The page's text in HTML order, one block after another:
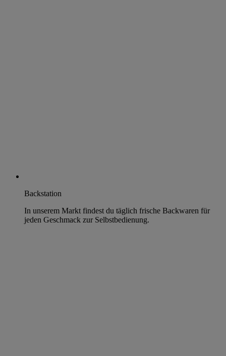
Backstation
In unserem Markt findest du täglich frische Backwaren für
jeden Geschmack zur Selbstbedienung.